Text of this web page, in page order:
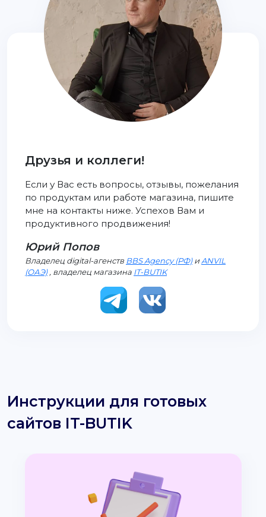
Друзья и коллеги!
Если у Вас есть вопросы, отзывы, пожелания
по продуктам или работе магазина, пишите
мне на контакты ниже. Успехов Вам и
продуктивного продвижения!
Юрий Попов
Владелец digital-агенств BBS Agency (РФ)иANVIL
(ОАЭ), владелец магазина IT-BUTIK
Инструкции для готовых
сайтов IT-BUTIK